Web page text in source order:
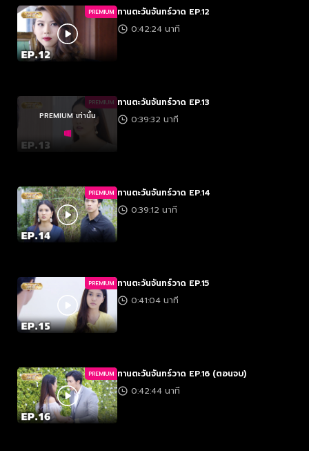
PREMIUM ทานตะวันจันทร์วาด EP.12
0:42:24 นาที
PREMIUM
PREMIUM เท่านั้น
ทานตะวันจันทร์วาด EP.13
0:39:32 นาที
PREMIUM ทานตะวันจันทร์วาด EP.14
0:39:12 นาที
PREMIUM ทานตะวันจันทร์วาด EP.15
0:41:04 นาที
PREMIUM ทานตะวันจันทร์วาด EP.16 (ตอนจบ)
0:42:44 นาที